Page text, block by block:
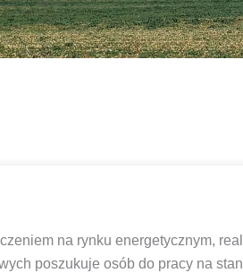
na rynku energetycznym,
poszukuje osób do pracy na